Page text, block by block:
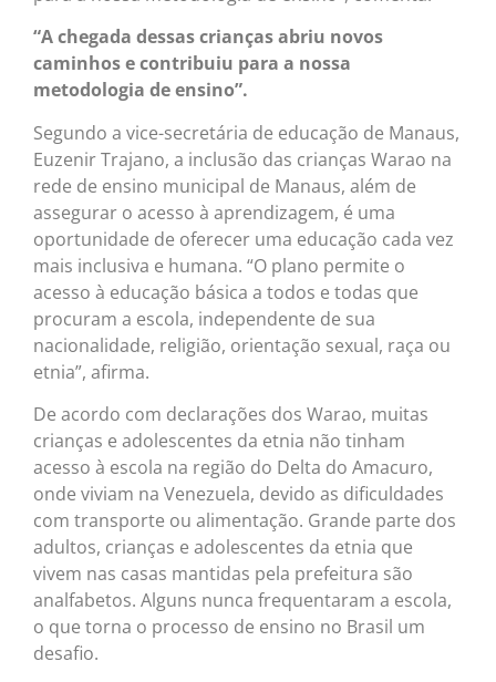
“A chegada dessas crianças abriu novos
caminhos e contribuiu para a nossa
metodologia de ensino”.
Segundo a vice-secretária de educação de Manaus,
Euzenir Trajano, a inclusão das crianças Warao na
rede de ensino municipal de Manaus, além de
assegurar o acesso à aprendizagem, é uma
oportunidade de oferecer uma educação cada vez
mais inclusiva e humana. “O plano permite o
acesso à educação básica a todos e todas que
procuram a escola, independente de sua
nacionalidade, religião, orientação sexual, raça ou
etnia”, afirma.
De acordo com declarações dos Warao, muitas
crianças e adolescentes da etnia não tinham
acesso à escola na região do Delta do Amacuro,
onde viviam na Venezuela, devido as dificuldades
com transporte ou alimentação. Grande parte dos
adultos, crianças e adolescentes da etnia que
vivem nas casas mantidas pela prefeitura são
analfabetos. Alguns nunca frequentaram a escola,
o que torna o processo de ensino no Brasil um
desafio.